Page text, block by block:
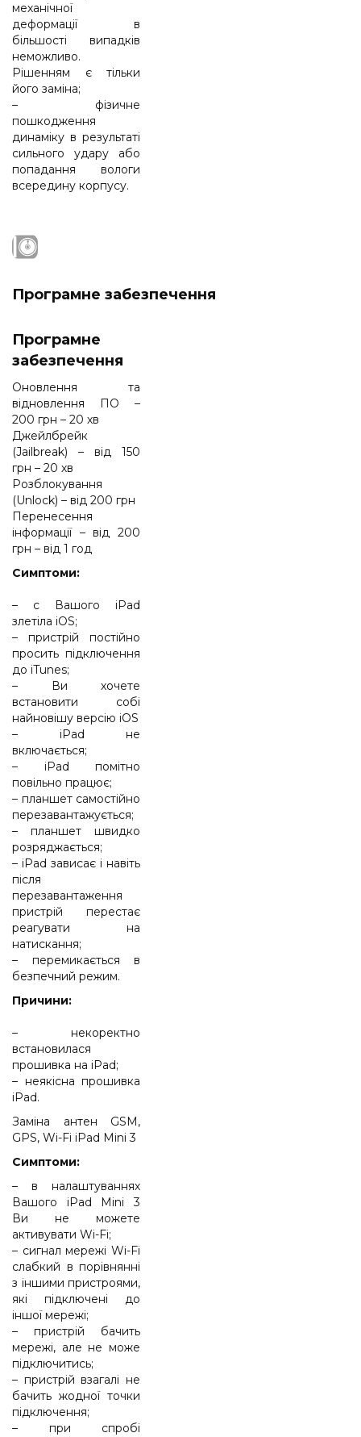
механічної
деформації в
більшості випадків
неможливо.
Рішенням є тільки
його заміна;
– фізичне
пошкодження
динаміку в результаті
сильного удару або
попадання вологи
всередину корпусу.
Програмне забезпечення
Програмне
забезпечення
Оновлення та
відновлення ПО –
200 грн – 20 хв
Джейлбрейк
(Jailbreak) – від 150
грн – 20 хв
Розблокування
(Unlock) – від 200 грн
Перенесення
інформації – від 200
грн – від 1 год
Cимптоми:
– с Вашого iPad
злетіла iOS;
– пристрій постійно
просить підключення
до iTunes;
– Ви хочете
встановити собі
найновішу версію iOS
– iPad не
включається;
– iPad помітно
повільно працює;
– планшет самостійно
перезавантажується;
– планшет швидко
розряджається;
– iPad зависає і навіть
після
перезавантаження
пристрій перестає
реагувати на
натискання;
– перемикається в
безпечний режим.
Причини:
– некоректно
встановилася
прошивка на iPad;
– неякісна прошивка
iPad.
Заміна антен GSM,
GPS, Wi-Fi iPad Mini 3
Симптоми:
– в налаштуваннях
Вашого iPad Mini 3
Ви не можете
активувати Wi-Fi;
– сигнал мережі Wi-Fi
слабкий в порівнянні
з іншими пристроями,
які підключені до
іншої мережі;
– пристрій бачить
мережі, але не може
підключитись;
– пристрій взагалі не
бачить жодної точки
підключення;
– при спробі